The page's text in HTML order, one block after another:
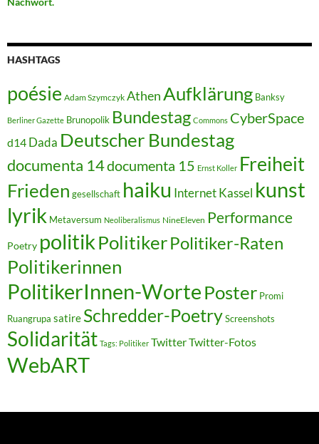
HASHTAGS
poésie Adam Szymczyk AthenAufklärung Banksy
Berliner Gazette Brunopolik Bundestag Commons CyberSpace
d14 Dada Deutscher Bundestag
documenta 14documenta 15 Ernst Koller Freiheit
Frieden gesellschaft haiku InternetKassel kunst
lyrik Metaversum Neoliberalismus NineEleven Performance
Poetry politikPolitikerPolitiker-Raten
Politikerinnen
PolitikerInnen-Worte Poster Promi
Ruangrupa satire Schredder-PoetryScreenshots
Solidarität Tags: Politiker TwitterTwitter-Fotos
WebART